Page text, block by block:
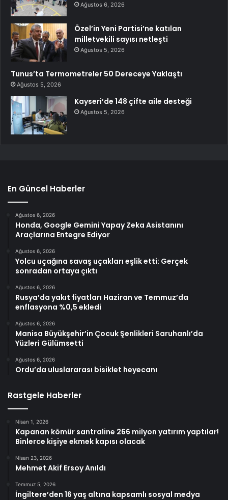
Ağustos 6, 2026
Özel’in Yeni Partisi’ne katılan
milletvekili sayısı netleşti
Ağustos 5, 2026
Tunus’ta Termometreler 50 Dereceye Yaklaştı
Ağustos 5, 2026
Kayseri’de 148 çifte aile desteği
Ağustos 5, 2026
En Güncel Haberler
Ağustos 6, 2026
Honda, Google Gemini Yapay Zeka Asistanını
Araçlarına Entegre Ediyor
Ağustos 6, 2026
Yolcu uçağına savaş uçakları eşlik etti: Gerçek
sonradan ortaya çıktı
Ağustos 6, 2026
Rusya’da yakıt fiyatları Haziran ve Temmuz’da
enflasyona %0,5 ekledi
Ağustos 6, 2026
Manisa Büyükşehir’in Çocuk Şenlikleri Saruhanlı’da
Yüzleri Gülümsetti
Ağustos 6, 2026
Ordu’da uluslararası bisiklet heyecanı
Rastgele Haberler
Nisan 1, 2026
Kapanan kömür santraline 266 milyon yatırım yaptılar!
Binlerce kişiye ekmek kapısı olacak
Nisan 23, 2026
Mehmet Akif Ersoy Anıldı
Temmuz 5, 2026
İngiltere’den 16 yaş altına kapsamlı sosyal medya